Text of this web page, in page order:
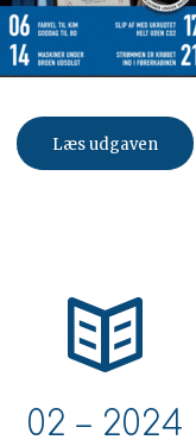
Læs udgaven
02 – 2024